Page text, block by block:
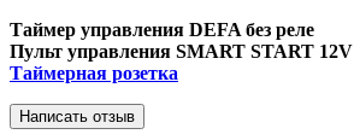
Таймер управления DEFA без реле
Пульт управления SMART START 12V
Таймерная розетка
Написать отзыв